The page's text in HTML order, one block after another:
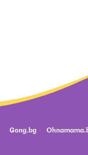
Gong.bg